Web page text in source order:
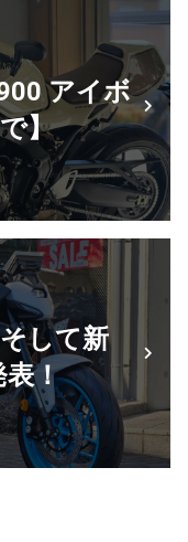
アイボ
】
して新
表！